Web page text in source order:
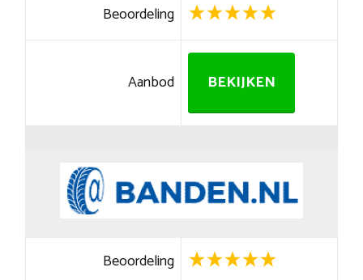
Beoordeling
Aanbod BEKIJKEN
Beoordeling